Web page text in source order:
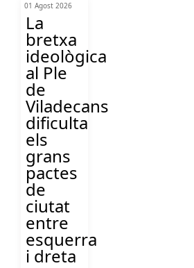
01 Agost 2026
La
bretxa
ideològica
al Ple
de
Viladecans
dificulta
els
grans
pactes
de
ciutat
entre
esquerra
i dreta